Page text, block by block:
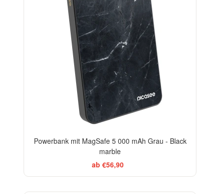
Powerbank mit MagSafe 5 000 mAh Grau - Black
marble
ab €56,90